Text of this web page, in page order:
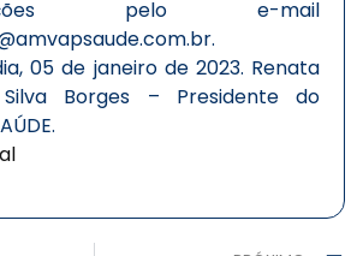
pelo e-mail
05 de janeiro de 2023. Renata
Borges – Presidente do